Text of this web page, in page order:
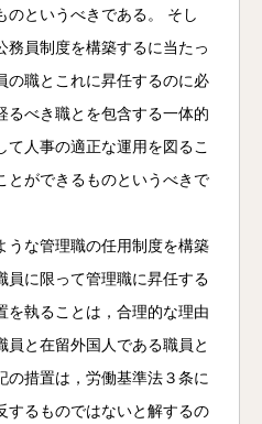
のというべきである。 そし
務員制度を構築するに当たっ
の職とこれに昇任するのに必
るべき職とを包含する一体的
て人事の適正な運用を図るこ
とができるものというべきで
うな管理職の任用制度を構築
員に限って管理職に昇任する
を執ることは，合理的な理由
員と在留外国人である職員と
の措置は，労働基準法３条に
するものではないと解するの